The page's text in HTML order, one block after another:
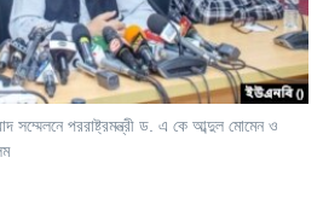
সম্মেলনে পররাষ্ট্রমন্ত্রী ড. এ কে আব্দুল মোমেন ও